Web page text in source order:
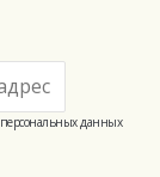
персональных данных